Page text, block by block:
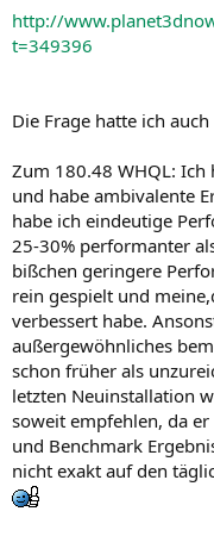
http://
t=349396
Die Frage hatte ich auch
Zum 180.48 WHQL:
und habe ambivalente
habe ich eindeutige
25-30% performanter
bißchen geringere
rein gespielt und
verbessert habe.
außergewöhnliches
schon früher als
letzten Neuinstallation
soweit empfehlen, da
und Benchmark
nicht exakt auf den